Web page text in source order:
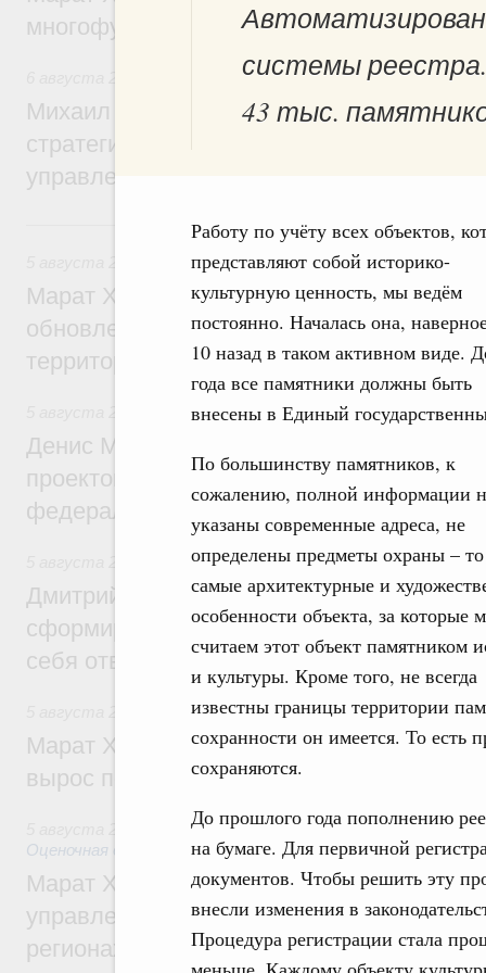
системы
43 тыс.
Работу по учёту всех объектов,
представляют собой историко-
культурную ценность, мы ведём
постоянно. Началась она,
10 назад в таком активном виде.
года все памятники должны быть
внесены в Единый
По большинству памятников, к
сожалению, полной информации
указаны современные адреса, не
определены предметы охраны – то
самые архитектурные и
особенности объекта, за которые
считаем этот объект памятником
и культуры. Кроме того, не всегда
известны границы территории
сохранности он имеется. То есть
сохраняются.
До прошлого года пополнению
на бумаге. Для первичной
документов. Чтобы решить эту
внесли изменения в
Процедура регистрации стала
многофункциональные зоны дорожного
Технологическое развитие. Инновации
Михаил Мишустин дал поручения по
стратегической сессии о
управления научно-технологическим
5 августа, среда
Жилищно-коммунальное хозяйство
Марат Хуснуллин: Более 4,3 тыс.
обновлено в России при участии Фонда
территорий
Инструменты развития территорий.
Денис Мантуров провёл совещание по
проектов института кураторства в
федеральном округе
Молодёжная политика
Дмитрий Чернышенко: Всемирный
сформировал целое сообщество людей,
себя ответственность за будущее
Национальный проект «Инфраструктура
Марат Хуснуллин: Ввод нежилых зданий
вырос почти на треть
Земельные отношения. Кадастровая
Оценочная деятельность
Марат Хуснуллин: По решению
управление «ДОМ.РФ» перейдёт более
регионах